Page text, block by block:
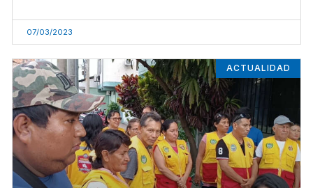
07/03/2023
ACTUALIDAD